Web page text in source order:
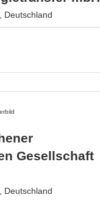
Deutschland
Gesellschaft
Deutschland